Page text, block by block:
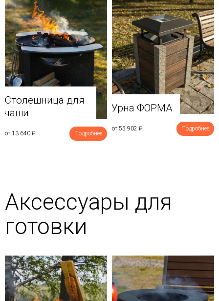
Столешница для
чаши
от 13 640 ₽ Подробнее
Урна ФОРМА
от 55 902 ₽ Подробнее
Аксессуары для
готовки